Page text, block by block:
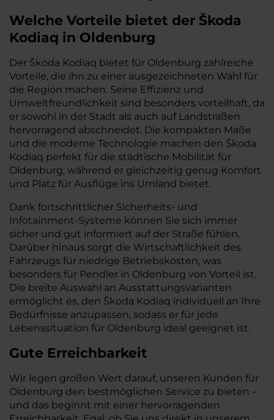
Welche Vorteile bietet der Škoda
Kodiaq in Oldenburg
Der Škoda Kodiaq bietet für Oldenburg zahlreiche
Vorteile, die ihn zu einer ausgezeichneten Wahl für
die Region machen. Seine Effizienz und
Umweltfreundlichkeit sind besonders vorteilhaft, da
er sowohl in der Stadt als auch auf Landstraßen
hervorragend abschneidet. Die kompakten Maße
und die moderne Technologie machen den Škoda
Kodiaq perfekt für die städtische Mobilität für
Oldenburg, während er gleichzeitig genug Komfort
und Platz für Ausflüge ins Umland bietet.
Dank fortschrittlicher Sicherheits- und
Infotainment-Systeme können Sie sich immer
sicher und gut informiert auf der Straße fühlen.
Darüber hinaus sorgt die Wirtschaftlichkeit des
Fahrzeugs für niedrige Betriebskosten, was
besonders für Pendler in Oldenburg von Vorteil ist.
Die breite Auswahl an Ausstattungsvarianten
ermöglicht es, den Škoda Kodiaq individuell an Ihre
Bedürfnisse anzupassen, sodass er für jede
Lebenssituation für Oldenburg ideal geeignet ist.
Gute Erreichbarkeit
Wir legen großen Wert darauf, unseren Kunden für
Oldenburg den bestmöglichen Service zu bieten –
und das beginnt mit einer hervorragenden